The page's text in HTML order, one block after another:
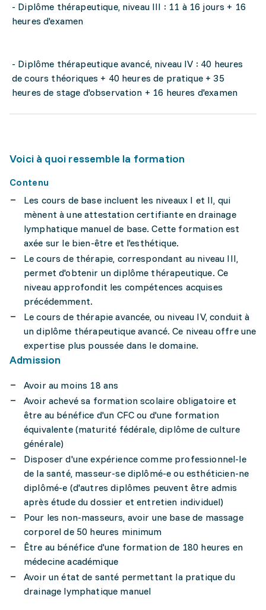
- Diplôme thérapeutique, niveau III : 11 à 16 jours + 16
heures d'examen
- Diplôme thérapeutique avancé, niveau IV : 40 heures
de cours théoriques + 40 heures de pratique + 35
heures de stage d'observation + 16 heures d'examen
Voici à quoi ressemble la formation
Contenu
Les cours de base incluent les niveaux I et II, qui
mènent à une attestation certifiante en drainage
lymphatique manuel de base. Cette formation est
axée sur le bien-être et l'esthétique.
Le cours de thérapie, correspondant au niveau III,
permet d'obtenir un diplôme thérapeutique. Ce
niveau approfondit les compétences acquises
précédemment.
Le cours de thérapie avancée, ou niveau IV, conduit à
un diplôme thérapeutique avancé. Ce niveau offre une
expertise plus poussée dans le domaine.
Admission
Avoir au moins 18 ans
Avoir achevé sa formation scolaire obligatoire et
être au bénéfice d'un CFC ou d'une formation
équivalente (maturité fédérale, diplôme de culture
générale)
Disposer d'une expérience comme professionnel-le
de la santé, masseur-se diplômé-e ou esthéticien-ne
diplômé-e (d'autres diplômes peuvent être admis
après étude du dossier et entretien individuel)
Pour les non-masseurs, avoir une base de massage
corporel de 50 heures minimum
Être au bénéfice d'une formation de 180 heures en
médecine académique
Avoir un état de santé permettant la pratique du
drainage lymphatique manuel